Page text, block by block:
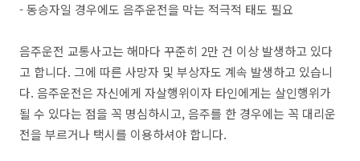
- 동승자일 경우에도 음주운전을 막는 적극적 태도 필요
음주운전 교통사고는 해마다 꾸준히 2만 건 이상 발생하고 있다
고 합니다. 그에 따른 사망자 및 부상자도 계속 발생하고 있습니
다. 음주운전은 자신에게 자살행위이자 타인에게는 살인행위가
될 수 있다는 점을 꼭 명심하시고, 음주를 한 경우에는 꼭 대리운
전을 부르거나 택시를 이용하셔야 합니다.